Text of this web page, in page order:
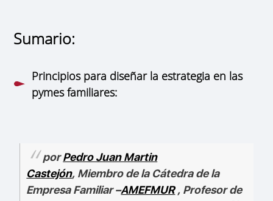
Sumario:
Principios para diseñar la estrategia en las
pymes familiares:
porPedro Juan Martin
Castejón, Miembro de la Cátedra de la
Empresa Familiar –AMEFMUR, Profesor de